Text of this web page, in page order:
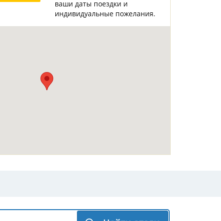
ваши даты поездки и
индивидуальные пожелания.